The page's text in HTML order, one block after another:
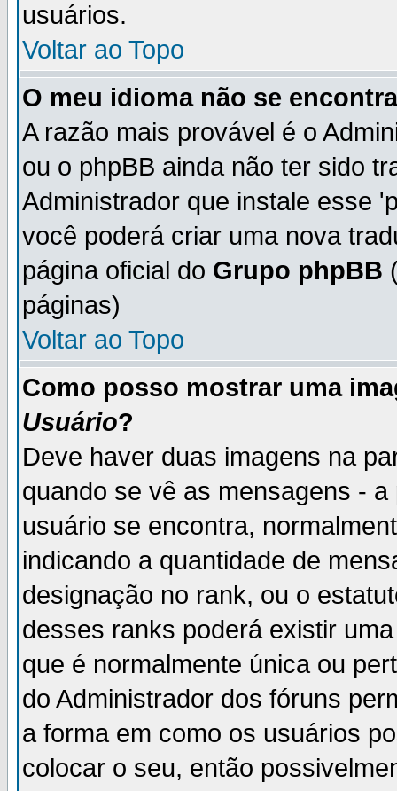
usuários.
Voltar ao Topo
O meu idioma não se
A razão mais provável é o
ou o phpBB ainda não ter sido
Administrador que instale esse
você poderá criar uma nova
página oficial do Grupo phpBB
páginas)
Voltar ao Topo
Como posso mostrar uma
Usuário?
Deve haver duas imagens na
quando se vê as mensagens -
usuário se encontra,
indicando a quantidade de
designação no rank, ou o
desses ranks poderá existir
que é normalmente única ou
do Administrador dos fóruns
a forma em como os usuários
colocar o seu, então